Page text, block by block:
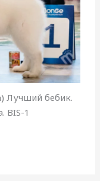
Лучший бебик.
BIS-1